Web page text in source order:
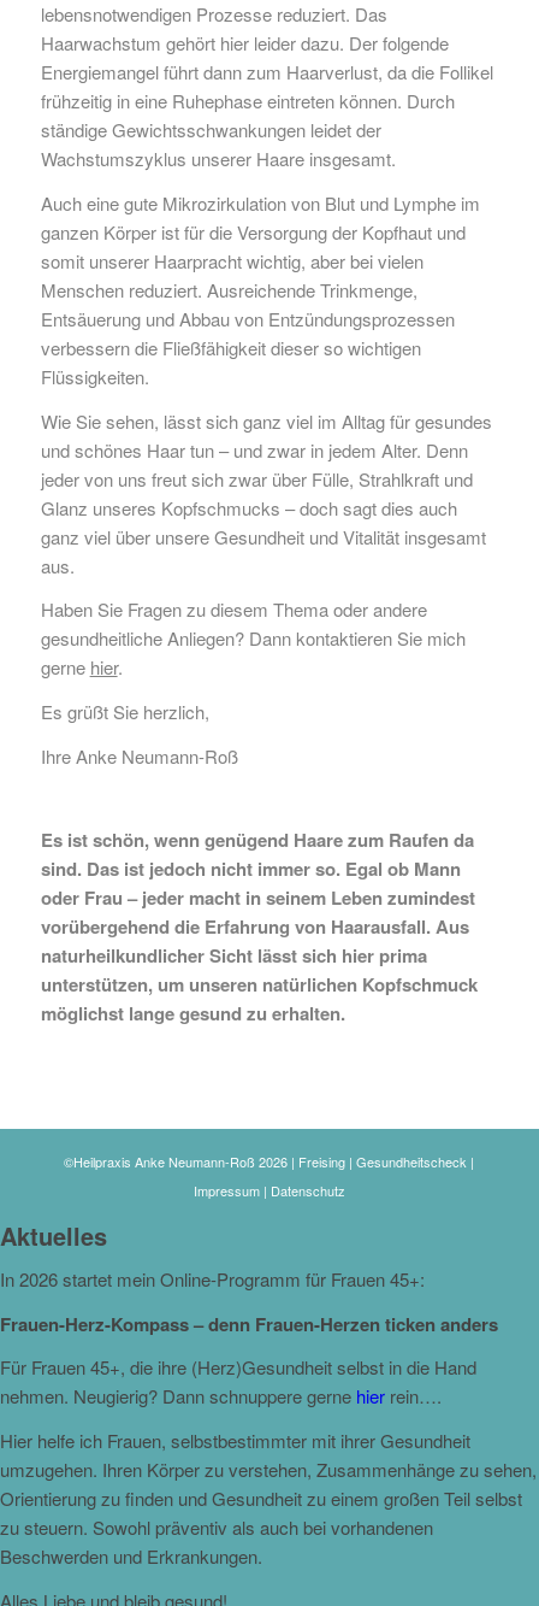
lebensnotwendigen Prozesse reduziert. Das
Haarwachstum gehört hier leider dazu. Der folgende
Energiemangel führt dann zum Haarverlust, da die Follikel
frühzeitig in eine Ruhephase eintreten können. Durch
ständige Gewichtsschwankungen leidet der
Wachstumszyklus unserer Haare insgesamt.
Auch eine gute Mikrozirkulation von Blut und Lymphe im
ganzen Körper ist für die Versorgung der Kopfhaut und
somit unserer Haarpracht wichtig, aber bei vielen
Menschen reduziert. Ausreichende Trinkmenge,
Entsäuerung und Abbau von Entzündungsprozessen
verbessern die Fließfähigkeit dieser so wichtigen
Flüssigkeiten.
Wie Sie sehen, lässt sich ganz viel im Alltag für gesundes
und schönes Haar tun – und zwar in jedem Alter. Denn
jeder von uns freut sich zwar über Fülle, Strahlkraft und
Glanz unseres Kopfschmucks – doch sagt dies auch
ganz viel über unsere Gesundheit und Vitalität insgesamt
aus.
Haben Sie Fragen zu diesem Thema oder andere
gesundheitliche Anliegen? Dann kontaktieren Sie mich
gerne hier.
Es grüßt Sie herzlich,
Ihre Anke Neumann-Roß
Es ist schön, wenn genügend Haare zum Raufen da
sind. Das ist jedoch nicht immer so. Egal ob Mann
oder Frau – jeder macht in seinem Leben zumindest
vorübergehend die Erfahrung von Haarausfall. Aus
naturheilkundlicher Sicht lässt sich hier prima
unterstützen, um unseren natürlichen Kopfschmuck
möglichst lange gesund zu erhalten.
©Heilpraxis Anke Neumann-Roß 2026 | Freising | Gesundheitscheck |
Impressum| Datenschutz
Aktuelles
In 2026 startet mein Online-Programm für Frauen 45+:
Frauen-Herz-Kompass – denn Frauen-Herzen ticken anders
Für Frauen 45+, die ihre (Herz)Gesundheit selbst in die Hand
nehmen. Neugierig? Dann schnuppere gerne hier rein….
Hier helfe ich Frauen, selbstbestimmter mit ihrer Gesundheit
umzugehen. Ihren Körper zu verstehen, Zusammenhänge zu sehen,
Orientierung zu finden und Gesundheit zu einem großen Teil selbst
zu steuern. Sowohl präventiv als auch bei vorhandenen
Beschwerden und Erkrankungen.
Alles Liebe und bleib gesund!